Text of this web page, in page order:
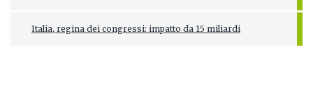
Italia, regina dei congressi: impatto da 15 miliardi